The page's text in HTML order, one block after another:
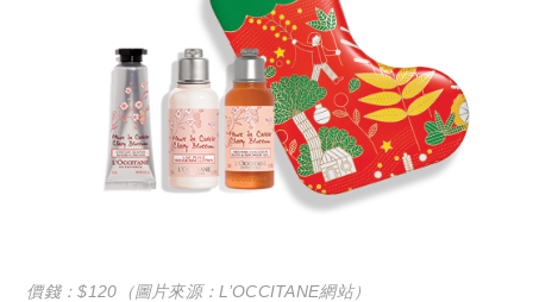
價錢：$120（圖片來源：L’OCCITANE網站）